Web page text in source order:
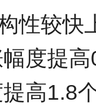
性较快
幅度提
高1.8